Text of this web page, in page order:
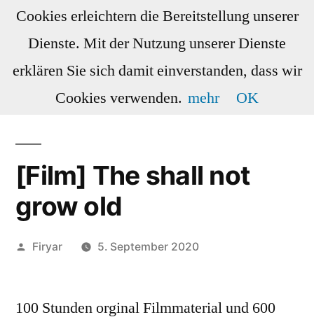
Zum
Inhalt
springen
Doggos Wishlist Serien
[Film] The shall not
grow old
Veröffentlicht
Firyar 5. September 2020
100 Stunden orginal Filmmaterial und 600
Cookies erleichtern die Bereitstellung unserer
Dienste. Mit der Nutzung unserer Dienste
erklären Sie sich damit einverstanden, dass wir
Cookies verwenden. mehr OK